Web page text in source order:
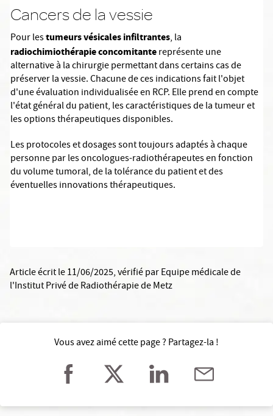
Cancers de la vessie
Pour lestumeurs vésicales infiltrantes, la
radiochimiothérapie concomitantereprésente une
alternative à la chirurgie permettant dans certains cas de
préserver la vessie. Chacune de ces indications fait l'objet
d'une évaluation individualisée en RCP. Elle prend en compte
l'état général du patient, les caractéristiques de la tumeur et
les options thérapeutiques disponibles.
Les protocoles et dosages sont toujours adaptés à chaque
personne par les oncologues-radiothérapeutes en fonction
du volume tumoral, de la tolérance du patient et des
éventuelles innovations thérapeutiques.
Article écrit le 11/06/2025, vérifié parEquipe médicale de
l'Institut Privé de Radiothérapie de Metz
Vous avez aimé cette page ? Partagez-la !